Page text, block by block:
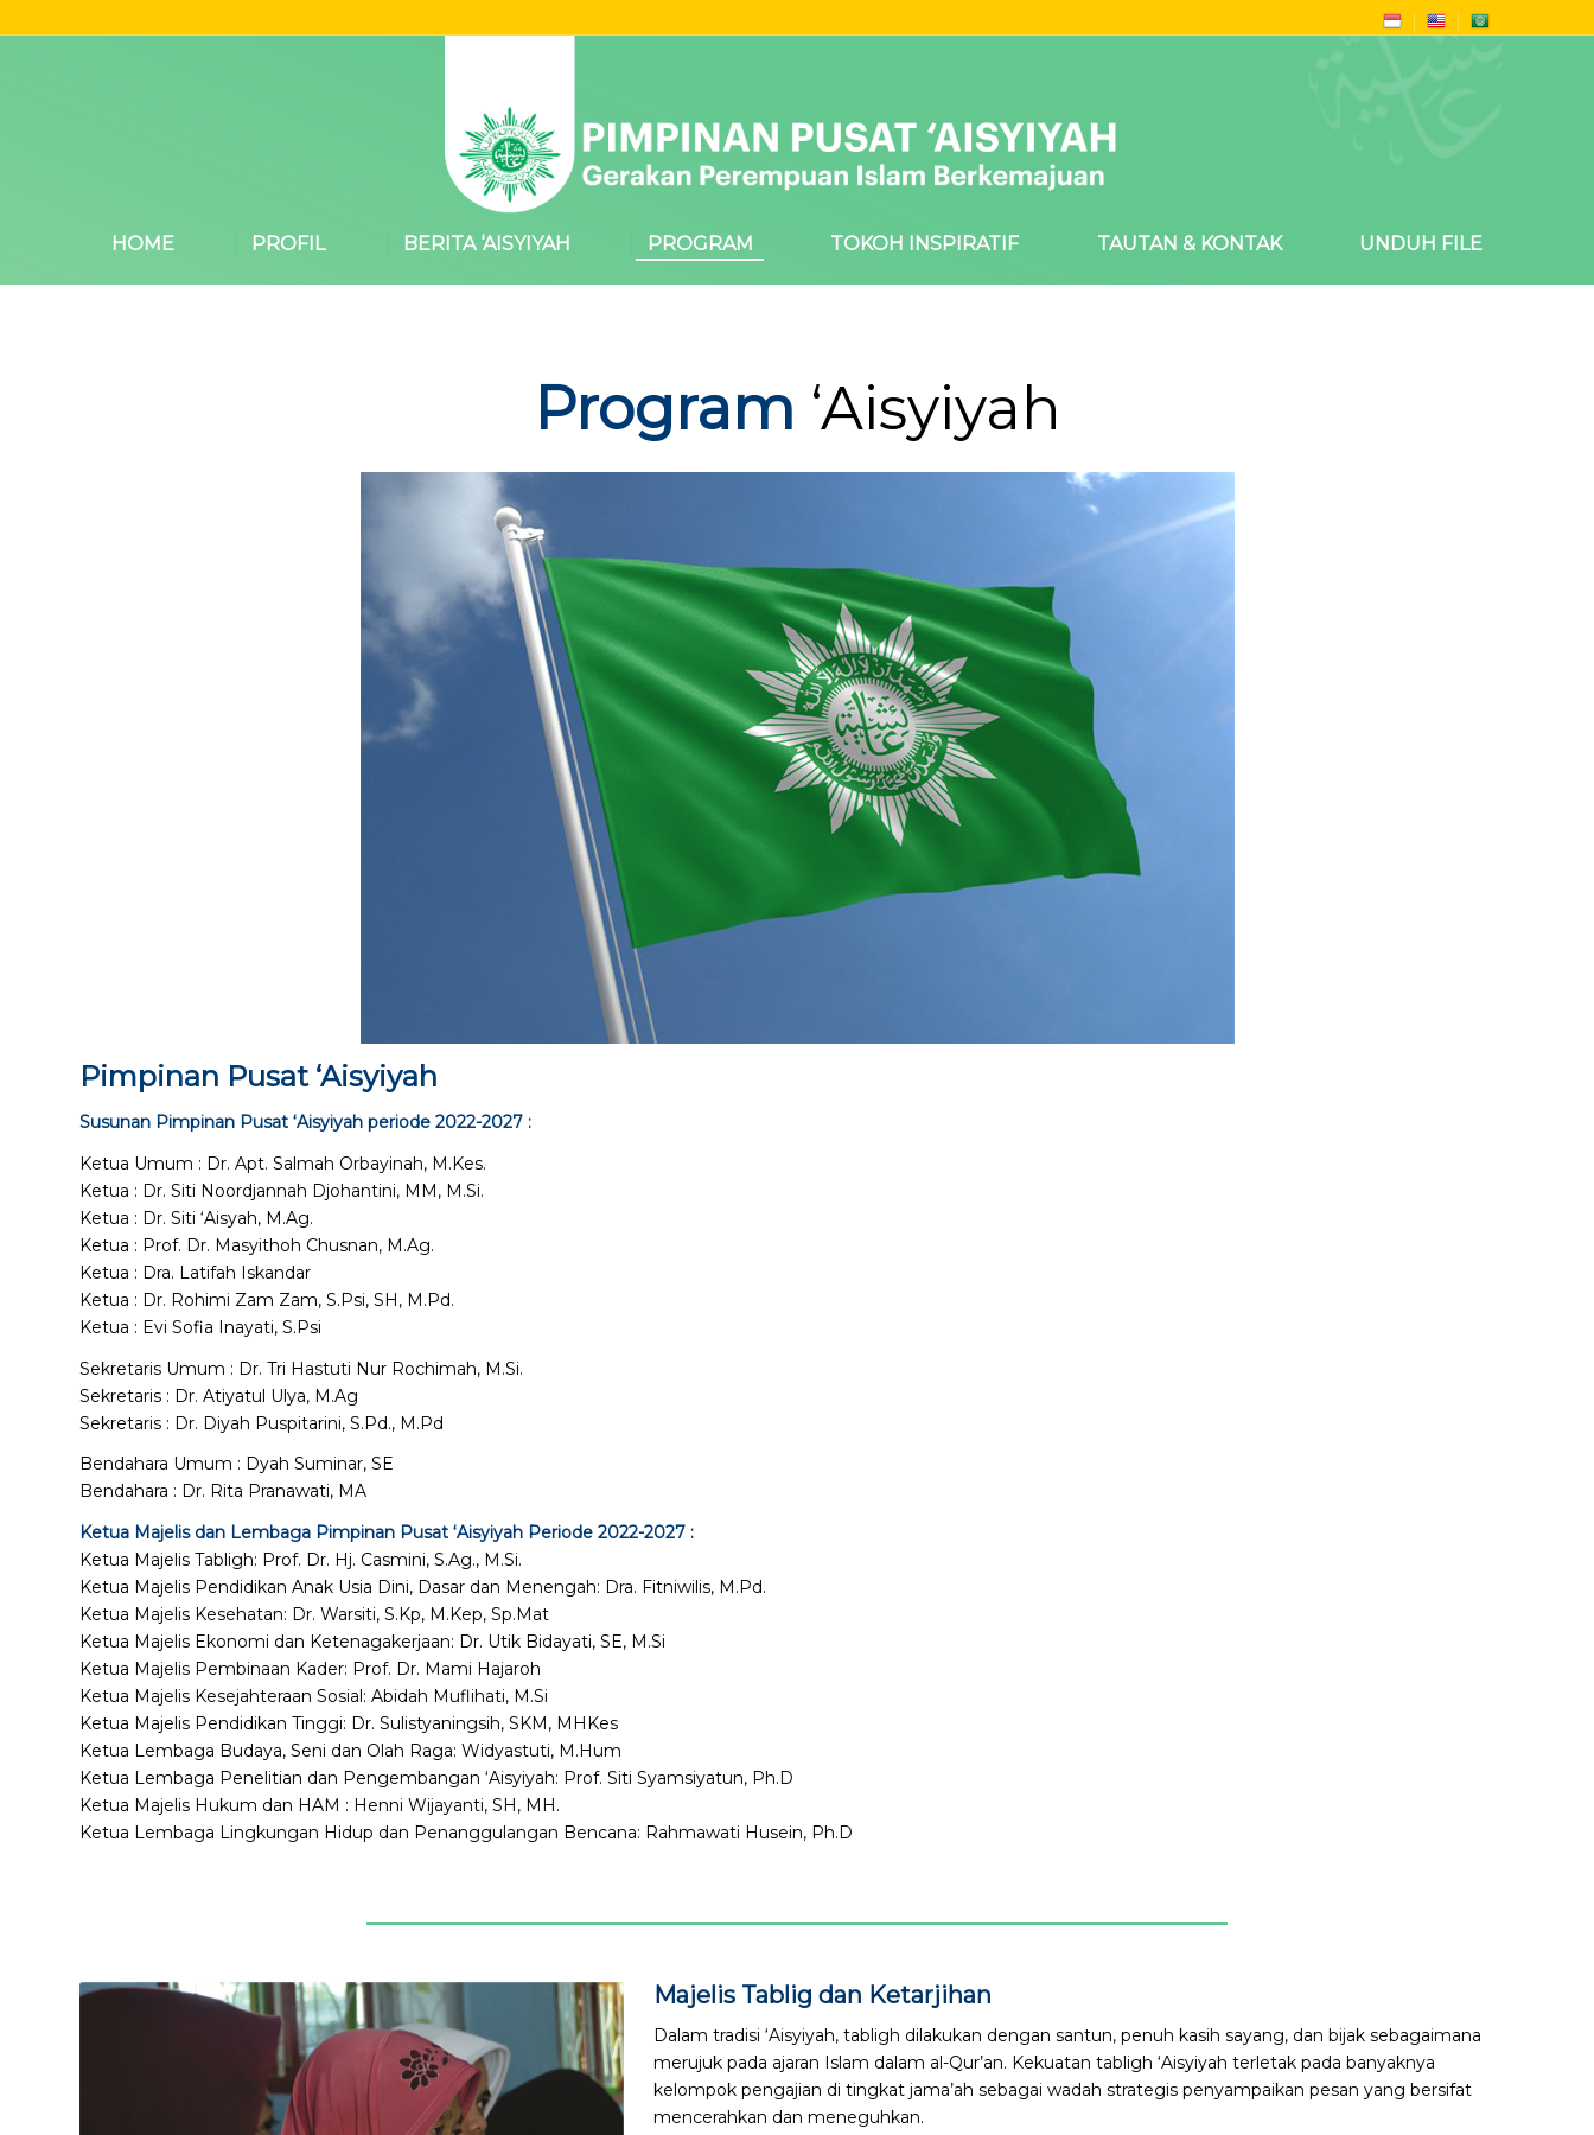
HOME PROFIL BERITA ‘AISYIYAH PROGRAM TOKOH INSPIRATIF TAUTAN & KONTAK UNDUH FILE
Program ‘Aisyiyah
Pimpinan Pusat ‘Aisyiyah
Susunan Pimpinan Pusat ‘Aisyiyah periode 2022-2027 :
Ketua Umum : Dr. Apt. Salmah Orbayinah, M.Kes.
Ketua : Dr. Siti Noordjannah Djohantini, MM, M.Si.
Ketua : Dr. Siti ‘Aisyah, M.Ag.
Ketua : Prof. Dr. Masyithoh Chusnan, M.Ag.
Ketua : Dra. Latifah Iskandar
Ketua : Dr. Rohimi Zam Zam, S.Psi, SH, M.Pd.
Ketua : Evi Sofia Inayati, S.Psi
Sekretaris Umum : Dr. Tri Hastuti Nur Rochimah, M.Si.
Sekretaris : Dr. Atiyatul Ulya, M.Ag
Sekretaris : Dr. Diyah Puspitarini, S.Pd., M.Pd
Bendahara Umum : Dyah Suminar, SE
Bendahara : Dr. Rita Pranawati, MA
Ketua Majelis dan Lembaga Pimpinan Pusat ‘Aisyiyah Periode 2022-2027 :
Ketua Majelis Tabligh: Prof. Dr. Hj. Casmini, S.Ag., M.Si.
Ketua Majelis Pendidikan Anak Usia Dini, Dasar dan Menengah: Dra. Fitniwilis, M.Pd.
Ketua Majelis Kesehatan: Dr. Warsiti, S.Kp, M.Kep, Sp.Mat
Ketua Majelis Ekonomi dan Ketenagakerjaan: Dr. Utik Bidayati, SE, M.Si
Ketua Majelis Pembinaan Kader: Prof. Dr. Mami Hajaroh
Ketua Majelis Kesejahteraan Sosial: Abidah Muflihati, M.Si
Ketua Majelis Pendidikan Tinggi: Dr. Sulistyaningsih, SKM, MHKes
Ketua Lembaga Budaya, Seni dan Olah Raga: Widyastuti, M.Hum
Ketua Lembaga Penelitian dan Pengembangan ‘Aisyiyah: Prof. Siti Syamsiyatun, Ph.D
Ketua Majelis Hukum dan HAM : Henni Wijayanti, SH, MH.
Ketua Lembaga Lingkungan Hidup dan Penanggulangan Bencana: Rahmawati Husein, Ph.D
Majelis Tablig dan Ketarjihan
Dalam tradisi ‘Aisyiyah, tabligh dilakukan dengan santun, penuh kasih sayang, dan bijak sebagaimana
merujuk pada ajaran Islam dalam al-Qur’an. Kekuatan tabligh ‘Aisyiyah terletak pada banyaknya
kelompok pengajian di tingkat jama’ah sebagai wadah strategis penyampaikan pesan yang bersifat
mencerahkan dan meneguhkan.